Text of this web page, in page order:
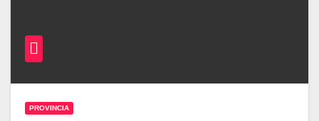
PROVINCIA